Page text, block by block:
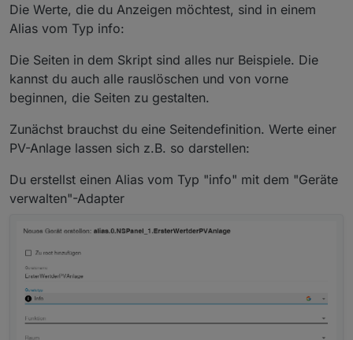
Die Werte, die du Anzeigen möchtest, sind in einem
Alias vom Typ info:
Die Seiten in dem Skript sind alles nur Beispiele. Die
kannst du auch alle rauslöschen und von vorne
beginnen, die Seiten zu gestalten.
Zunächst brauchst du eine Seitendefinition. Werte einer
PV-Anlage lassen sich z.B. so darstellen:
Du erstellst einen Alias vom Typ "info" mit dem "Geräte
verwalten"-Adapter